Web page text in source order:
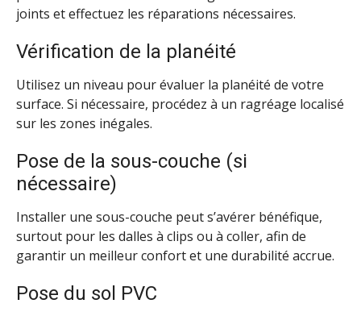
joints et effectuez les réparations nécessaires.
Vérification de la planéité
Utilisez un niveau pour évaluer la planéité de votre
surface. Si nécessaire, procédez à un ragréage localisé
sur les zones inégales.
Pose de la sous-couche (si
nécessaire)
Installer une sous-couche peut s’avérer bénéfique,
surtout pour les dalles à clips ou à coller, afin de
garantir un meilleur confort et une durabilité accrue.
Pose du sol PVC